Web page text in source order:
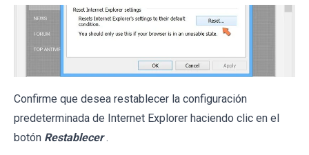
Confirme que desea restablecer la configuración
predeterminada de Internet Explorer haciendo clic en el
botón Restablecer .